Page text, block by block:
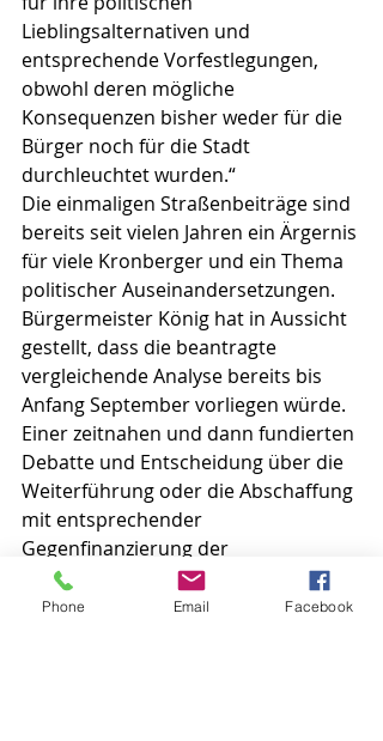
Lieblingsalternativen und
entsprechende Vorfestlegungen,
obwohl deren mögliche
Konsequenzen bisher weder für die
Bürger noch für die Stadt
durchleuchtet wurden.“
Die einmaligen Straßenbeiträge sind
bereits seit vielen Jahren ein Ärgernis
für viele Kronberger und ein Thema
politischer Auseinandersetzungen.
Bürgermeister König hat in Aussicht
gestellt, dass die beantragte
vergleichende Analyse bereits bis
Anfang September vorliegen würde.
Einer zeitnahen und dann fundierten
Debatte und Entscheidung über die
Weiterführung oder die Abschaffung
mit entsprechender
Gegenfinanzierung der
Straßenbeiträge steht somit nichts
mehr im Wege.
Phone Email Facebook